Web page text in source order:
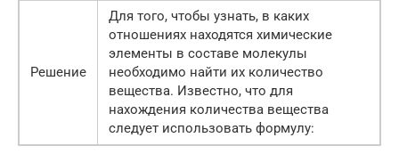
Решение
Для того, чтобы узнать, в каких
отношениях находятся химические
элементы в составе молекулы
необходимо найти их количество
вещества. Известно, что для
нахождения количества вещества
следует использовать формулу: